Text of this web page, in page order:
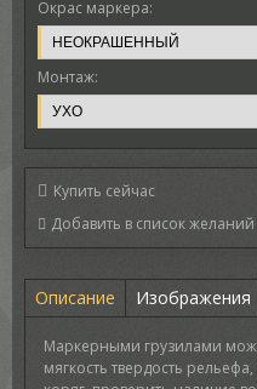
Окрас маркера:
Монтаж:
Купить сейчас
Описание Изображения
Маркерными грузилами
мягкость твердость